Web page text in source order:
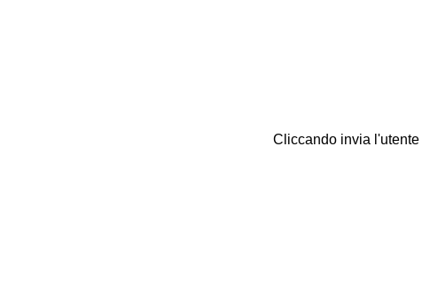
Cliccando invia